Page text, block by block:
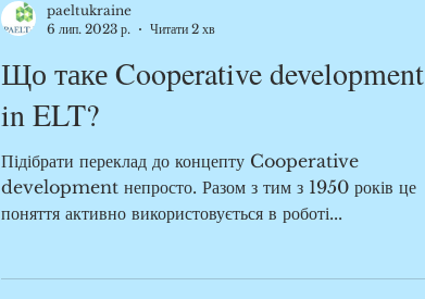
Що таке Cooperative development
in ELT?
Підібрати переклад до концепту Cooperative
development непросто. Разом з тим з 1950 років це
поняття активно використовується в роботі...
paeltukraine
6 лип. 2023 р.
Читати 2 хв